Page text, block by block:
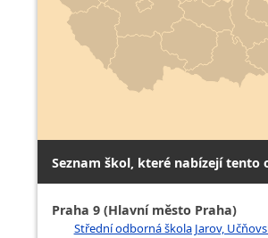
Seznam škol, které nabízejí tento
Praha 9 (Hlavní město Praha)
Střední odborná škola Jarov,